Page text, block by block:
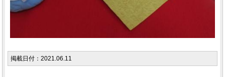
掲載日付：2021.06.11